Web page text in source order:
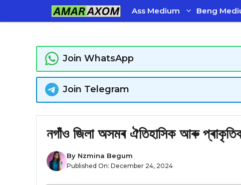
Ass Medium Beng
Join WhatsApp
Join Telegram
নগাঁও জিলা অসমৰ ঐতিহাসিক আৰু
By Nzmina Begum
Published On: December 24, 2024